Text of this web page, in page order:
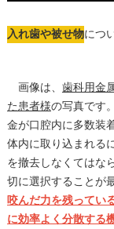
入れ歯や被せ物につ
画像は、 歯科用金
た患者様の写真です
金が口腔内に多数装
体内に取り込まれる
を撤去しなくてはな
切に選択することが
咬んだ力を残ってい
に効率よく分散する